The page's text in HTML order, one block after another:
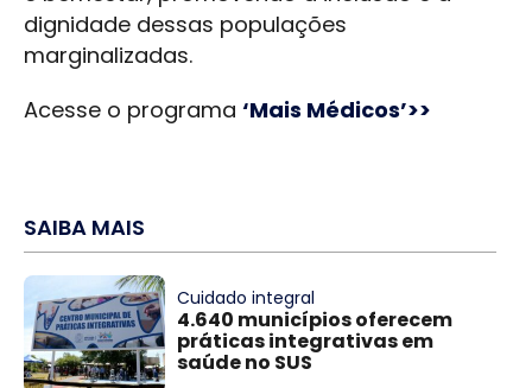
dignidade dessas populações
marginalizadas.
Acesse o programa ‘Mais Médicos’>>
SAIBA MAIS
Cuidado integral
4.640 municípios oferecem
práticas integrativas em
saúde no SUS